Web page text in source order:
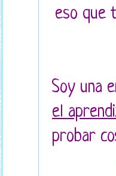
eso que
Soy una
el
probar